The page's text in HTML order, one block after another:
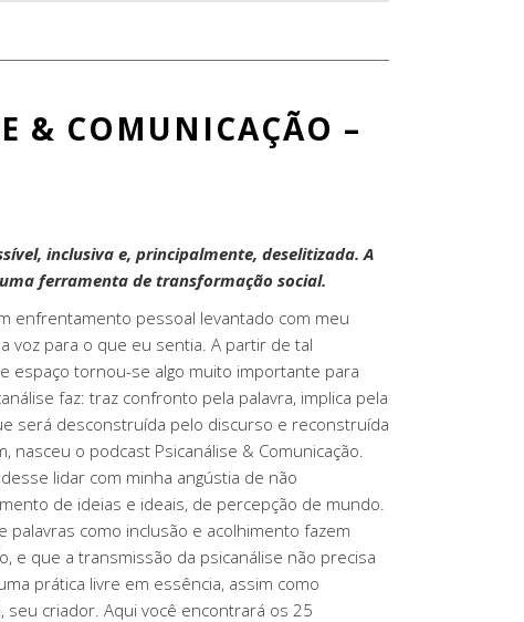
& COMUNICAÇÃO –
inclusiva e, principalmente, deselitizada. A
ferramenta de transformação social.
enfrentamento pessoal levantado com meu
voz para o que eu sentia. A partir de tal
espaço tornou-se algo muito importante para
faz: traz confronto pela palavra, implica pela
será desconstruída pelo discurso e reconstruída
nasceu o podcast Psicanálise & Comunicação.
lidar com minha angústia de não
de ideias e ideais, de percepção de mundo.
palavras como inclusão e acolhimento fazem
e que a transmissão da psicanálise não precisa
prática livre em essência, assim como
seu criador. Aqui você encontrará os 25